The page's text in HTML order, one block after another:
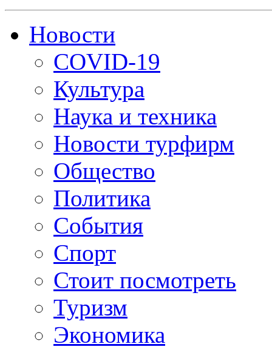
Новости
COVID-19
Культура
Наука и техника
Новости турфирм
Общество
Политика
События
Спорт
Стоит посмотреть
Туризм
Экономика